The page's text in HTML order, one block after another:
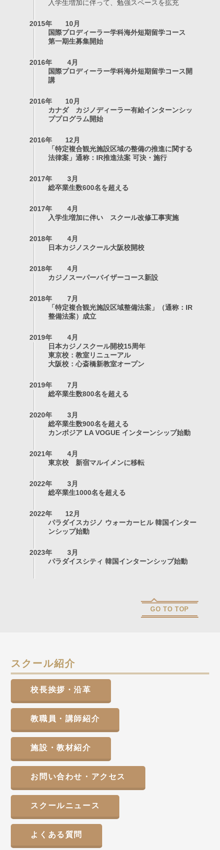
入学生増加に伴って、勉強スペースを拡充
2015年
10月
国際プロディーラー学科海外短期留学コース
第一期生募集開始
2016年
4月
国際プロディーラー学科海外短期留学コース開
講
2016年
10月
カナダ カジノディーラー有給インターンシッ
ププログラム開始
2016年
12月
「特定複合観光施設区域の整備の推進に関する
法律案」通称：IR推進法案 可決・施行
2017年
3月
総卒業生数600名を超える
2017年
4月
入学生増加に伴い スクール改修工事実施
2018年
4月
日本カジノスクール大阪校開校
2018年
4月
カジノスーパーバイザーコース新設
2018年
7月
「特定複合観光施設区域整備法案」（通称：IR
整備法案）成立
2019年
4月
日本カジノスクール開校15周年
東京校：教室リニューアル
大阪校：心斎橋新教室オープン
2019年
7月
総卒業生数800名を超える
2020年
3月
総卒業生数900名を超える
カンボジア LA VOGUE インターンシップ始動
2021年
4月
東京校 新宿マルイメンに移転
2022年
3月
総卒業生1000名を超える
2022年
12月
パラダイスカジノ ウォーカーヒル 韓国インター
ンシップ始動
2023年
3月
パラダイスシティ 韓国インターンシップ始動
GO TO TOP
スクール紹介
校長挨拶・沿革
教職員・講師紹介
施設・教材紹介
お問い合わせ・アクセス
スクールニュース
よくある質問